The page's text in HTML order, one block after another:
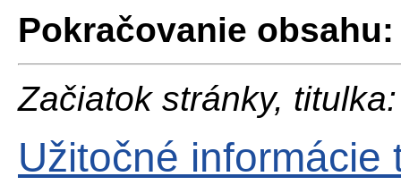
Pokračovanie obsahu:
Začiatok stránky, titulka:
Užitočné informácie